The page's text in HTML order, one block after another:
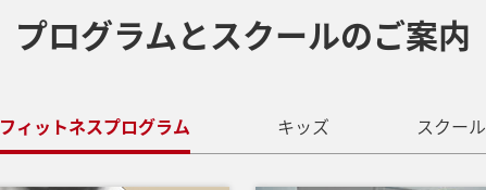
プログラムとスクールのご案内
フィットネスプログラム キッズ スクール